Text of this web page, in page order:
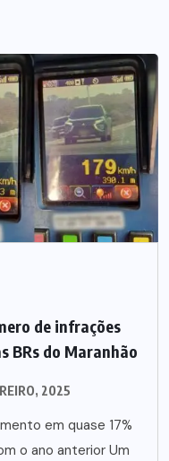
de infrações
BRs do Maranhão
2025
em quase 17%
o ano anterior Um